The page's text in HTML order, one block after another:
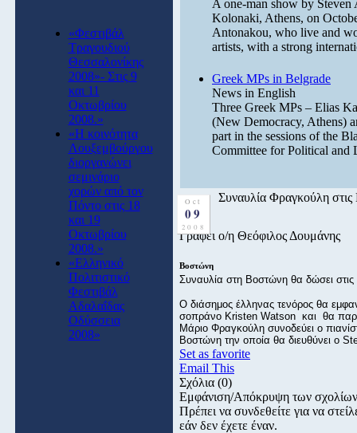
«Φεστιβάλ
Τραγουδιού
Θεσσαλονίκης
2008»- Στις 9
και 11
Οκτωβρίου
2008.»
«Η κοινότητα
Λουξεμβούργου
διοργανώνει
σεμινάριο
χορών από τον
Πόντο στις 18
και 19
Οκτωβρίου
2008.»
«Ελληνικό
Πολιτιστικό
Φεστιβάλ
Αδαλαΐδας
Οδύσσεια
2008»
A one-man show by
Kolonaki, Athens, on
Antonakou, who live and
artists, with a strong
Greek MPs in Belgrade
News in English
Three Greek MPs – Elias
(New Democracy, Athens)
part in the sessions of the
Committee for Political
Oct
09
2008
Συναυλία Φραγκούλη
Γράφει ο/η Θεόφιλος Δουμάνης
Boστώνη
Συναυλία στη Βοστώνη θα δώσει
Ο διάσημος έλληνας τενόρος θα
σοπράνο Kristen Watson και θα
Μάριο Φραγκούλη συνοδεύει ο
Βοστώνη την οποία θα διευθύνει ο
Set as favorite
Email This
Σχόλια (0)
Εμφάνιση/Απόκρυψη των σχολίων
Πρέπει να συνδεθείτε για να
εάν δεν έχετε έναν.